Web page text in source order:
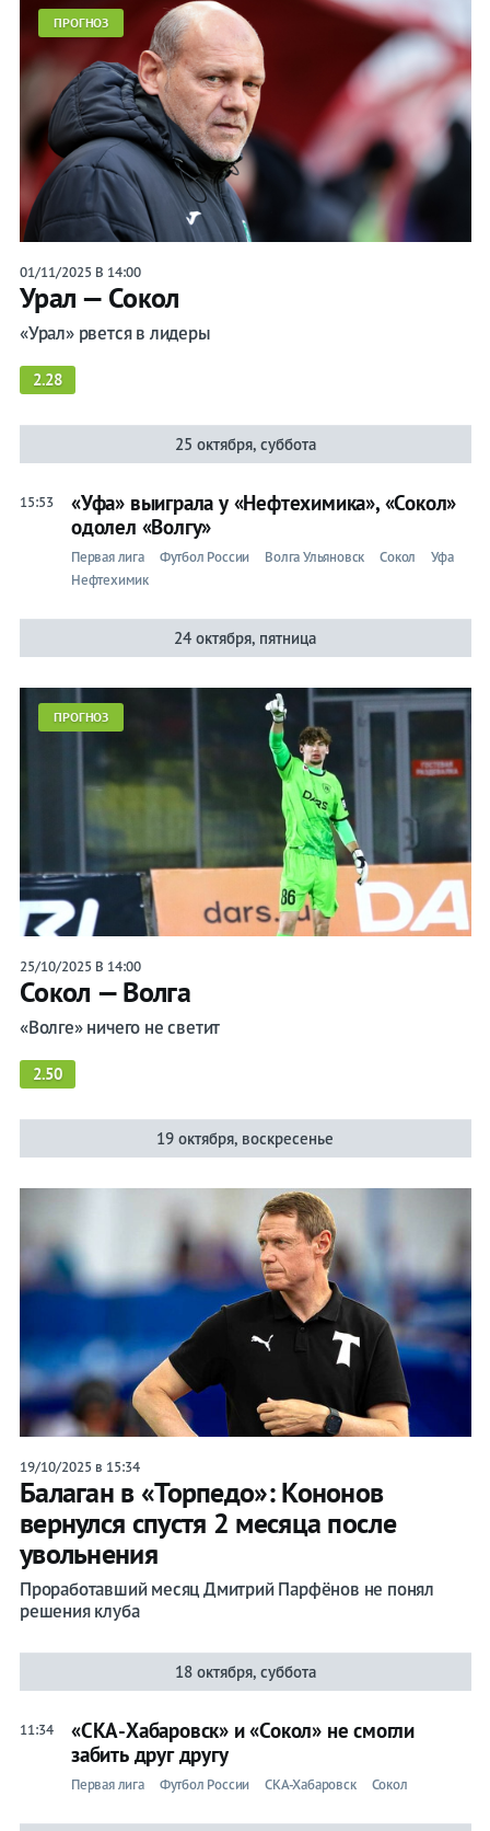
ПРОГНОЗ
01/11/2025 В 14:00
Урал — Сокол
«Урал» рвется в лидеры
2.28
25 октября, суббота
15:53
«Уфа» выиграла у «Нефтехимика», «Сокол»
одолел «Волгу»
Первая лига Футбол России Волга Ульяновск Сокол
Уфа
Нефтехимик
24 октября, пятница
ПРОГНОЗ
25/10/2025 В 14:00
Сокол — Волга
«Волге» ничего не светит
2.50
19 октября, воскресенье
19/10/2025 в 15:34
Балаган в «Торпедо»: Кононов
вернулся спустя 2 месяца после
увольнения
Проработавший месяц Дмитрий Парфёнов не понял
решения клуба
18 октября, суббота
11:34
«СКА-Хабаровск» и «Сокол» не смогли
забить друг другу
Первая лига Футбол России СКА-Хабаровск Сокол